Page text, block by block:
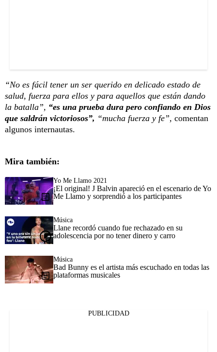
“No es fácil tener un ser querido en delicado estado de
salud, fuerza para ellos y para aquellos que están dando
la batalla”, “es una prueba dura pero confiando en Dios
que saldrán victoriosos”, “mucha fuerza y fe”, comentan
algunos internautas.
Mira también:
Yo Me Llamo 2021
¡El original! J Balvin apareció en el escenario de Yo
Me Llamo y sorprendió a los participantes
Música
Llane recordó cuando fue rechazado en su
adolescencia por no tener dinero y carro
Música
Bad Bunny es el artista más escuchado en todas las
plataformas musicales
PUBLICIDAD